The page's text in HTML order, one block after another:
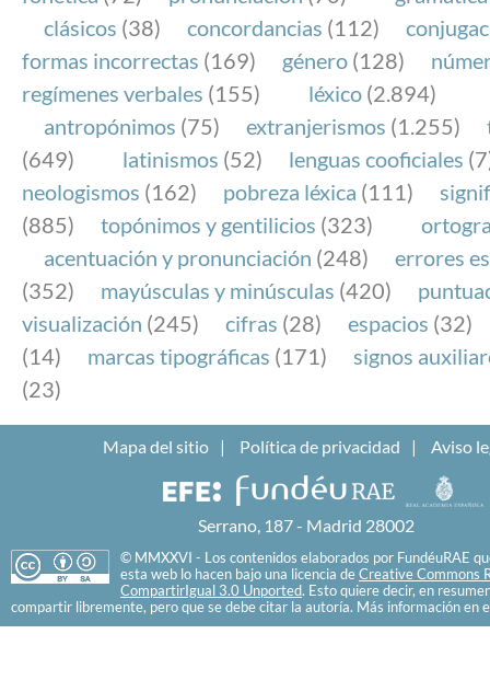
clásicos (38) concordancias (112)
formas incorrectas (169) género (128)
regímenes verbales (155) léxico (2.894)
antropónimos (75) extranjerismos (1.255)
(649)
latinismos (52) lenguas cooficiales
neologismos (162) pobreza léxica (111)
(885)
topónimos y gentilicios (323)
acentuación y pronunciación (248)
errores
(352)
mayúsculas y minúsculas (420)
visualización (245) cifras (28) espacios (32)
(14)
marcas tipográficas (171)
signos
(23)
Mapa del sitio Política de privacidad Aviso
Serrano, 187 - Madrid 28002
© MMXXVI - Los contenidos elaborados por FundéuRAE
esta web lo hacen bajo una licencia de Creative Commons
CompartirIgual 3.0 Unported. Esto quiere decir, en
compartir libremente, pero que se debe citar la autoría. Más información en